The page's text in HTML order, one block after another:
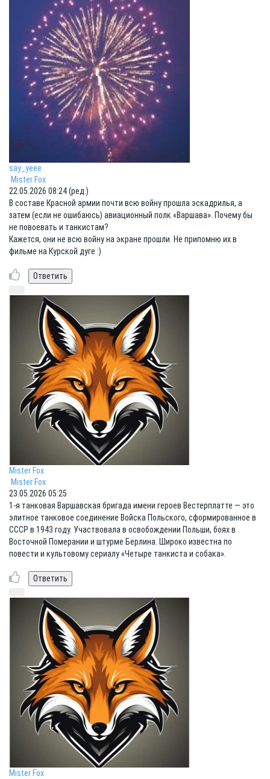
say_yeee
Mister Fox
22.05.2026 08:24 (ред.)
В составе Красной армии почти всю войну прошла эскадрилья, а
затем (если не ошибаюсь) авиационный полк «Варшава». Почему бы
не повоевать и танкистам?
Кажется, они не всю войну на экране прошли. Не припомню их в
фильме на Курской дуге :)
Mister Fox
Mister Fox
23.05.2026 05:25
1-я танковая Варшавская бригада имени героев Вестерплатте — это
элитное танковое соединение Войска Польского, сформированное в
СССР в 1943 году. Участвовала в освобождении Польши, боях в
Восточной Померании и штурме Берлина. Широко известна по
повести и культовому сериалу «Четыре танкиста и собака».
Mister Fox